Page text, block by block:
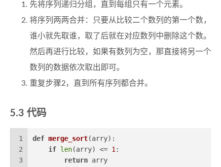
先将序列递归分组，直到每组只有一个元素。
将序列两两合并：只要从比较二个数列的第一个数，
谁小就先取谁，取了后就在对应数列中删除这个数。
然后再进行比较，如果有数列为空，那直接将另一个
数列的数据依次取出即可。
重复步骤2，直到所有序列都合并。
代码
1
2
3
def merge_sort(arry):
if len(arry) <= 1 :
return arry